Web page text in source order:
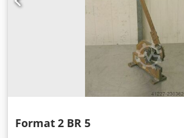
Format2 BR 5